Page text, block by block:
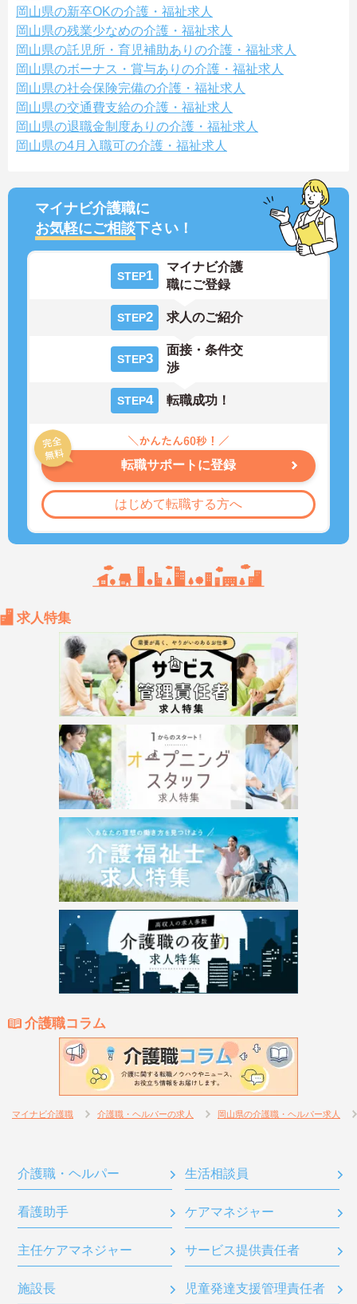
岡山県の新卒OKの介護・福祉求人
岡山県の残業少なめの介護・福祉求人
岡山県の託児所・育児補助ありの介護・福祉求人
岡山県のボーナス・賞与ありの介護・福祉求人
岡山県の社会保険完備の介護・福祉求人
岡山県の交通費支給の介護・福祉求人
岡山県の退職金制度ありの介護・福祉求人
岡山県の4月入職可の介護・福祉求人
マイナビ介護職に
お気軽にご相談下さい！
STEP1
マイナビ介護
職にご登録
STEP2 求人のご紹介
STEP3
面接・条件交
渉
STEP4 転職成功！
転職サポートに登録
はじめて転職する方へ
求人特集
介護職コラム
マイナビ介護職 介護職・ヘルパーの求人 岡山県の介護職・ヘルパー求人
介護職・ヘルパー 生活相談員
看護助手 ケアマネジャー
主任ケアマネジャー サービス提供責任者
施設長 児童発達支援管理責任者